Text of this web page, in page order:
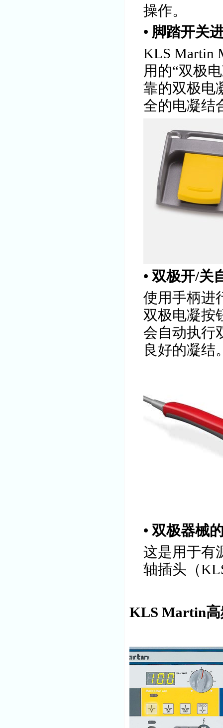
操作。
• 脚踏开关
KLS Martin
用的“双极
靠的双极电
全的电凝结
• 双极开/关
使用手柄进
双极电凝按
会自动执行
良好的凝结
• 双极器械
这是用于有
轴插头（
KLS Martin高